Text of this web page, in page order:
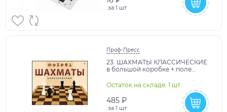
за 1 шт
Проф-Пресс
23. ШАХМАТЫ КЛАССИЧЕСКИЕ
в большой коробке + поле
Остаток на складе: 1 шт
485 ₽
за 1 шт